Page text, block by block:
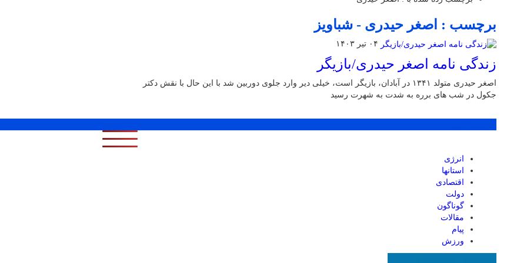
برچسب : اصغر حیدری - شباویز
۰۴ تیر ۱۴۰۳
زندگی نامه اصغر حیدری/بازیگر
اصغر حیدری متولد ۱۳۴۱ در آبادان، بازیگر است، خیلی دیر وارد جلوی دوربین شد با این حال با نقش دکتر
جکول در شب های برره به شدت به شهرت رسید
انرژی
استانها
اقتصادی
دولت
گوناگون
مقالات
پیام
ورزش